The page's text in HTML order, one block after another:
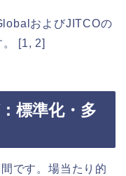
およびJITCOの
[1, 2]
標準化・多
です。場当たり的